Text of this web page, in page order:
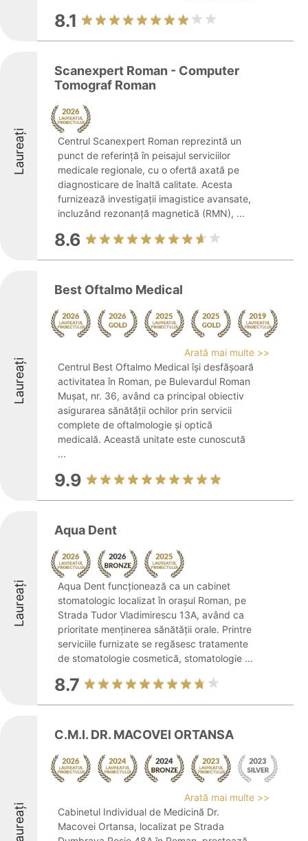
8.1
Laureați
Scanexpert Roman - Computer
Tomograf Roman
Centrul Scanexpert Roman reprezintă un
punct de referință în peisajul serviciilor
medicale regionale, cu o ofertă axată pe
diagnosticare de înaltă calitate. Acesta
furnizează investigații imagistice avansate,
incluzând rezonanță magnetică (RMN), ...
8.6
Laureați
Best Oftalmo Medical
Arată mai multe >>
Centrul Best Oftalmo Medical își desfășoară
activitatea în Roman, pe Bulevardul Roman
Mușat, nr. 36, având ca principal obiectiv
asigurarea sănătății ochilor prin servicii
complete de oftalmologie și optică
medicală. Această unitate este cunoscută
...
9.9
Laureați
Aqua Dent
Aqua Dent funcționează ca un cabinet
stomatologic localizat în orașul Roman, pe
Strada Tudor Vladimirescu 13A, având ca
prioritate menținerea sănătății orale. Printre
serviciile furnizate se regăsesc tratamente
de stomatologie cosmetică, stomatologie ...
8.7
Laureați
C.M.I. DR. MACOVEI ORTANSA
Arată mai multe >>
Cabinetul Individual de Medicină Dr.
Macovei Ortansa, localizat pe Strada